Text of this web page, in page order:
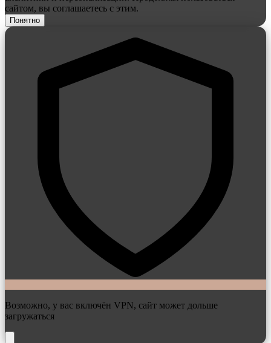
сайтом, вы соглашаетесь с этим.
Понятно
Возможно, у вас включён VPN, сайт может дольше
загружаться